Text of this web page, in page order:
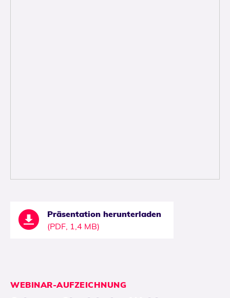
Präsentation herunterladen
(PDF, 1,4 MB)
WEBINAR-AUFZEICHNUNG